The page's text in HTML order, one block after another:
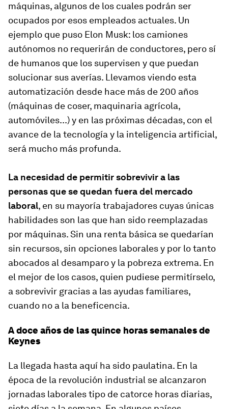
máquinas, algunos de los cuales podrán ser
ocupados por esos empleados actuales. Un
ejemplo que puso Elon Musk: los camiones
autónomos no requerirán de conductores, pero sí
de humanos que los supervisen y que puedan
solucionar sus averías. Llevamos viendo esta
automatización desde hace más de 200 años
(máquinas de coser, maquinaria agrícola,
automóviles...) y en las próximas décadas, con el
avance de la tecnología y la inteligencia artificial,
será mucho más profunda.
La necesidad de permitir sobrevivir a las
personas que se quedan fuera del mercado
laboral, en su mayoría trabajadores cuyas únicas
habilidades son las que han sido reemplazadas
por máquinas. Sin una renta básica se quedarían
sin recursos, sin opciones laborales y por lo tanto
abocados al desamparo y la pobreza extrema. En
el mejor de los casos, quien pudiese permitírselo,
a sobrevivir gracias a las ayudas familiares,
cuando no a la beneficencia.
A doce años de las quince horas semanales de
Keynes
La llegada hasta aquí ha sido paulatina. En la
época de la revolución industrial se alcanzaron
jornadas laborales tipo de catorce horas diarias,